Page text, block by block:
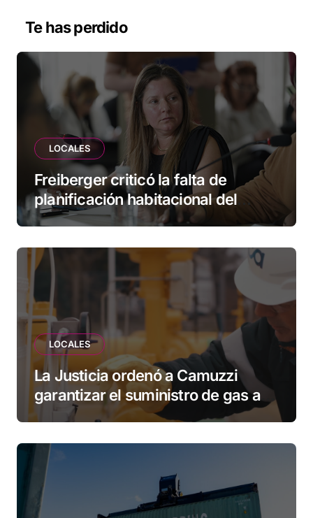
Te has perdido
LOCALES
Freiberger criticó la falta de
planificación habitacional del
Municipio: “Vuoto deja afuera a
esperando”
LOCALES
La Justicia ordenó a Camuzzi
garantizar el suministro de gas a
una familia de Tolhuin